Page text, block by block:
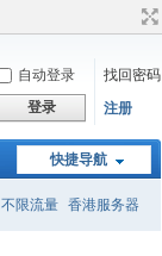
自动登录
找回密码
登录 注册
快捷导航
不限流量 香港服务器